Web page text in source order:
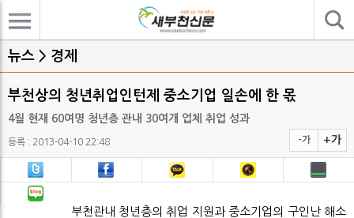
뉴스 > 경제
부천상의 청년취업인턴제 중소기업 일손에 한 몫
4월 현재 60여명 청년층 관내 30여개 업체 취업 성과
등록 : 2013-04-10 22:48 -가 +가
부천관내 청년층의 취업 지원과 중소기업의 구인난 해소